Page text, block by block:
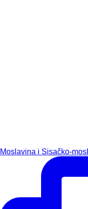
Moslavina i Sisačko-